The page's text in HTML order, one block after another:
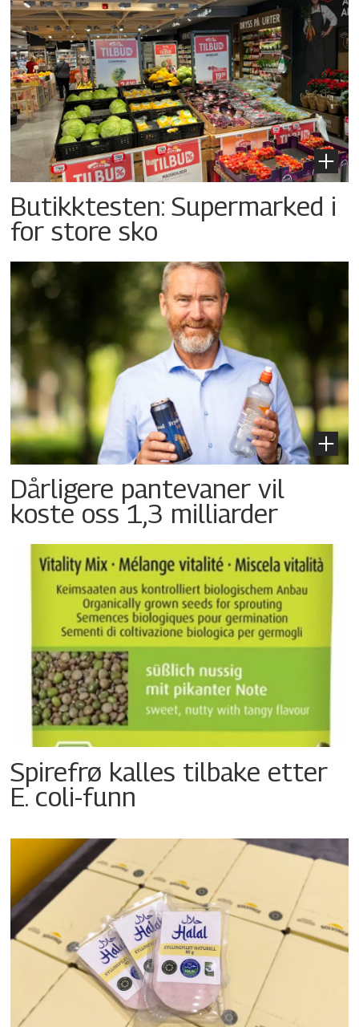
Butikktesten: Supermarked i
for store sko
Dårligere pantevaner vil
koste oss 1,3 milliarder
Spirefrø kalles tilbake etter
E. coli-funn